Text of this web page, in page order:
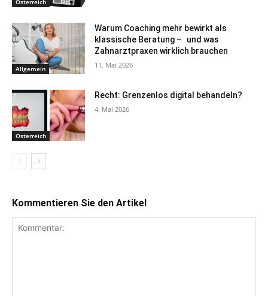
Österreich
Allgemein
Warum Coaching mehr bewirkt als
klassische Beratung – und was
Zahnarztpraxen wirklich brauchen
11. Mai 2026
Österreich
Recht: Grenzenlos digital behandeln?
4. Mai 2026
Kommentieren Sie den Artikel